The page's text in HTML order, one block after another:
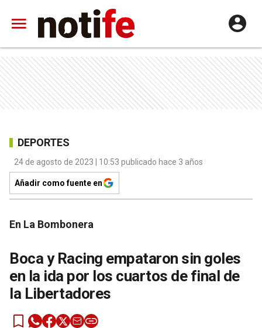
DEPORTES
24 de agosto de 2023 | 10:53 publicado hace 3 años
Añadir como fuente en
En La Bombonera
Boca y Racing empataron sin goles
en la ida por los cuartos de final de
la Libertadores